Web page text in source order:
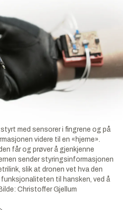
med sensorer i fingrene og på
videre til en «hjerne».
får og prøver å gjenkjenne
sender styringsinformasjonen
slik at dronen vet hva den
funksjonaliteten til hansken, ved å
Christoffer Gjellum